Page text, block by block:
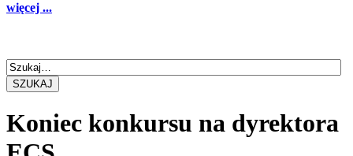
więcej ...
SZUKAJ
Koniec konkursu na dyrektora